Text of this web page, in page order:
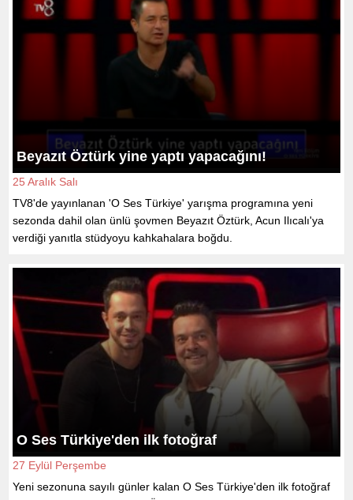
Beyazıt Öztürk yine yaptı yapacağını!
25 Aralık Salı
TV8'de yayınlanan 'O Ses Türkiye' yarışma programına yeni
sezonda dahil olan ünlü şovmen Beyazıt Öztürk, Acun Ilıcalı'ya
verdiği yanıtla stüdyoyu kahkahalara boğdu.
O Ses Türkiye'den ilk fotoğraf
27 Eylül Perşembe
Yeni sezonuna sayılı günler kalan O Ses Türkiye'den ilk fotoğraf